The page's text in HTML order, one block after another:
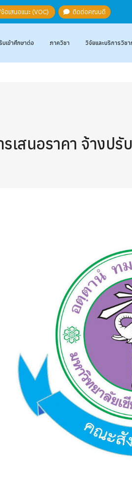
เสนอแนะ (VOC) ติดต่อคณบดี
บเข้าศึกษาต่อ ภาควิชา วิจัยและบริการวิชา
เสนอราคา จ้างป